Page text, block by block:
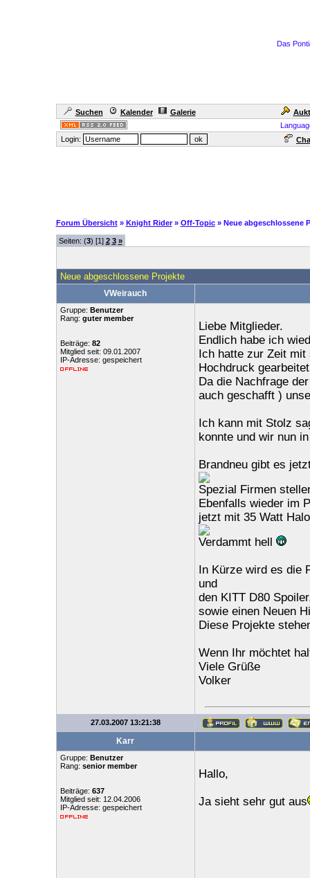
Das
Suchen Kalender Galerie
Login:
Forum Übersicht » Knight Rider » Off-Topic » Neue abgeschlossene
Seiten: (3) [1] 2 3 »
Neue abgeschlossene Projekte
VWeirauch
Gruppe: Benutzer
Rang: guter member
Beiträge: 82
Mitglied seit: 09.01.2007
IP-Adresse: gespeichert
Liebe Mitglieder.
Endlich habe ich
Ich hatte zur Zeit mit
Hochdruck
Da die Nachfrage
auch geschafft )
Ich kann mit Stolz
konnte und wir nun
Brandneu gibt es
Spezial Firmen
Ebenfalls wieder im
jetzt mit 35 Watt
Verdammt hell
In Kürze wird es die
und
den KITT D80
sowie einen Neuen
Diese Projekte
Wenn Ihr möchtet
Viele Grüße
Volker
27.03.2007 13:21:38
Karr
Gruppe: Benutzer
Rang: senior member
Beiträge: 637
Mitglied seit: 12.04.2006
IP-Adresse: gespeichert
Hallo,
Ja sieht sehr gut aus